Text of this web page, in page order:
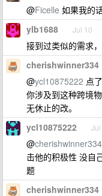
@Ficelle 如果我的
ylb1688 Jul 10
接到过类似的需求
cherishwinner334
@ycl10875222 点
你涉及到这种跨境
无休止的改。
ycl10875222
@cherishwinner334
击他的积极性 没自
题
cherishwinner334